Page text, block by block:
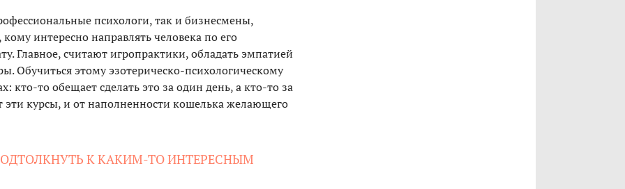
психологи, так и бизнесмены,
интересно направлять человека по его
Главное, считают игропрактики, обладать эмпатией
Обучиться этому эзотерическо-психологическому
кто-то обещает сделать это за один день, а кто-то за
эти курсы, и от наполненности кошелька желающего
К КАКИМ-ТО ИНТЕРЕСНЫМ